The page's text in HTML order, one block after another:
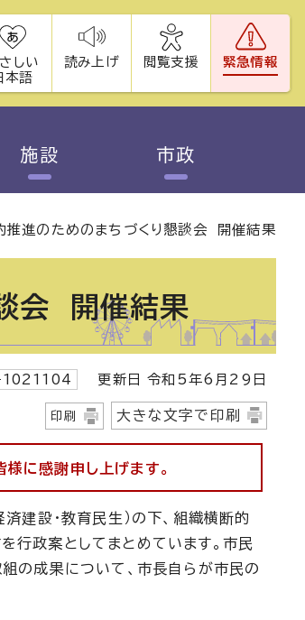
しい
本語
読み上げ 閲覧支援 緊急情報
施設 市政
進のためのまちづくり懇談会 開催結果
会 開催結果
1021104 更新日 令和5年6月29日
印刷 大きな文字で印刷
に感謝申し上げます。
建設・教育民生）の下、組織横断的
行政案としてまとめています。市民
の成果について、市長自らが市民の